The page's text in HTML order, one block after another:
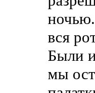
вся
Были
мы